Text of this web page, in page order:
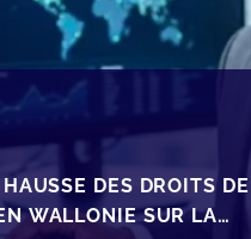
DES DROITS DE
WALLONIE SUR LA